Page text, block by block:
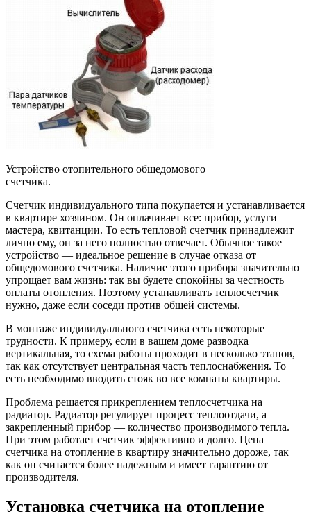
Устройство отопительного общедомового
счетчика.
Счетчик индивидуального типа покупается и устанавливается
в квартире хозяином. Он оплачивает все: прибор, услуги
мастера, квитанции. То есть тепловой счетчик принадлежит
лично ему, он за него полностью отвечает. Обычное такое
устройство — идеальное решение в случае отказа от
общедомового счетчика. Наличие этого прибора значительно
упрощает вам жизнь: так вы будете спокойны за честность
оплаты отопления. Поэтому устанавливать теплосчетчик
нужно, даже если соседи против общей системы.
В монтаже индивидуального счетчика есть некоторые
трудности. К примеру, если в вашем доме разводка
вертикальная, то схема работы проходит в несколько этапов,
так как отсутствует центральная часть теплоснабжения. То
есть необходимо вводить стояк во все комнаты квартиры.
Проблема решается прикреплением теплосчетчика на
радиатор. Радиатор регулирует процесс теплоотдачи, а
закрепленный прибор — количество производимого тепла.
При этом работает счетчик эффективно и долго. Цена
счетчика на отопление в квартиру значительно дороже, так
как он считается более надежным и имеет гарантию от
производителя.
Установка счетчика на отопление